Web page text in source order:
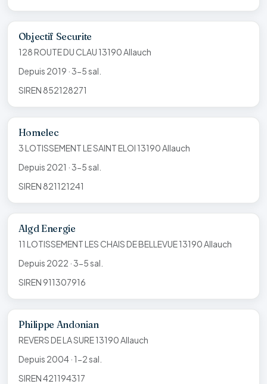
Objectif Securite
128 ROUTE DU CLAU 13190 Allauch
Depuis 2019 · 3-5 sal.
SIREN 852128271
Homelec
3 LOTISSEMENT LE SAINT ELOI 13190 Allauch
Depuis 2021 · 3-5 sal.
SIREN 821121241
Algd Energie
11 LOTISSEMENT LES CHAIS DE BELLEVUE 13190 Allauch
Depuis 2022 · 3-5 sal.
SIREN 911307916
Philippe Andonian
REVERS DE LA SURE 13190 Allauch
Depuis 2004 · 1-2 sal.
SIREN 421194317